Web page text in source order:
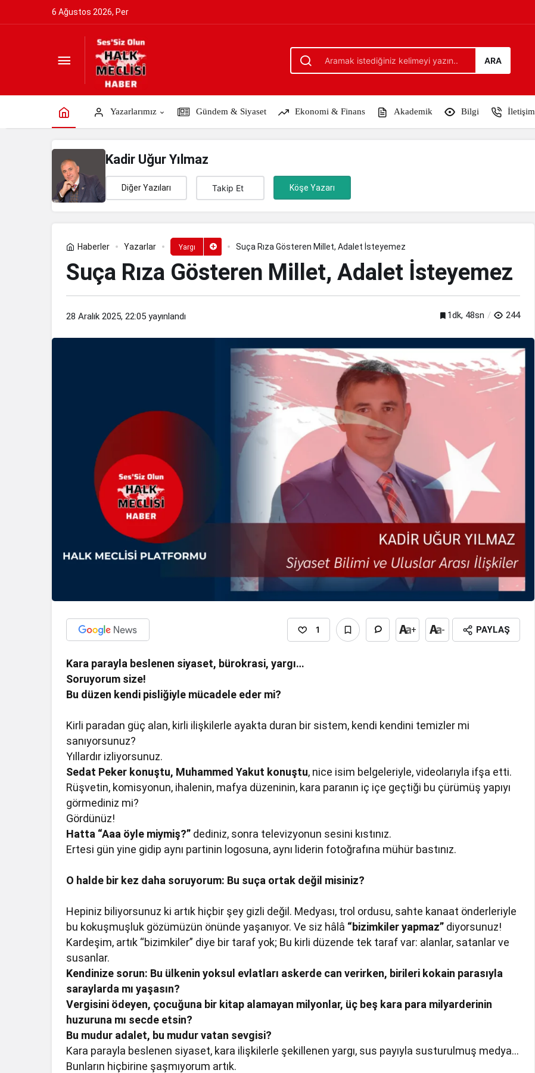
6 Ağustos 2026, Per
ARA
Yazarlarımız Gündem & Siyaset Ekonomi & Finans Akademik Bilgi İletişim
Kadir Uğur Yılmaz
Diğer Yazıları Takip Et Köşe Yazarı
Haberler Yazarlar Yargı Suça Rıza Gösteren Millet, Adalet İsteyemez
Suça Rıza Gösteren Millet, Adalet İsteyemez
28 Aralık 2025, 22:05 yayınlandı 1dk, 48sn 244
1 + - PAYLAŞ
Kara parayla beslenen siyaset, bürokrasi, yargı…
Soruyorum size!
Bu düzen kendi pisliğiyle mücadele eder mi?
Kirli paradan güç alan, kirli ilişkilerle ayakta duran bir sistem, kendi kendini temizler mi
sanıyorsunuz?
Yıllardır izliyorsunuz.
Sedat Peker konuştu, Muhammed Yakut konuştu, nice isim belgeleriyle, videolarıyla ifşa etti.
Rüşvetin, komisyonun, ihalenin, mafya düzeninin, kara paranın iç içe geçtiği bu çürümüş yapıyı
görmediniz mi?
Gördünüz!
Hatta “Aaa öyle miymiş?” dediniz, sonra televizyonun sesini kıstınız.
Ertesi gün yine gidip aynı partinin logosuna, aynı liderin fotoğrafına mühür bastınız.
O halde bir kez daha soruyorum: Bu suça ortak değil misiniz?
Hepiniz biliyorsunuz ki artık hiçbir şey gizli değil. Medyası, trol ordusu, sahte kanaat önderleriyle
bu kokuşmuşluk gözümüzün önünde yaşanıyor. Ve siz hâlâ “bizimkiler yapmaz” diyorsunuz!
Kardeşim, artık “bizimkiler” diye bir taraf yok; Bu kirli düzende tek taraf var: alanlar, satanlar ve
susanlar.
Kendinize sorun: Bu ülkenin yoksul evlatları askerde can verirken, birileri kokain parasıyla
saraylarda mı yaşasın?
Vergisini ödeyen, çocuğuna bir kitap alamayan milyonlar, üç beş kara para milyarderinin
huzuruna mı secde etsin?
Bu mudur adalet, bu mudur vatan sevgisi?
Kara parayla beslenen siyaset, kara ilişkilerle şekillenen yargı, sus payıyla susturulmuş medya…
Bunların hiçbirine şaşmıyorum artık.
Suça Rıza Gösteren Millet, Adalet İsteyemez